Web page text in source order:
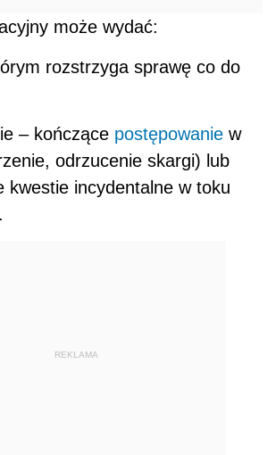
może wydać:
rozstrzyga sprawę co do
– kończące postępowanie w
odrzucenie skargi) lub
kwestie incydentalne w toku
REKLAMA